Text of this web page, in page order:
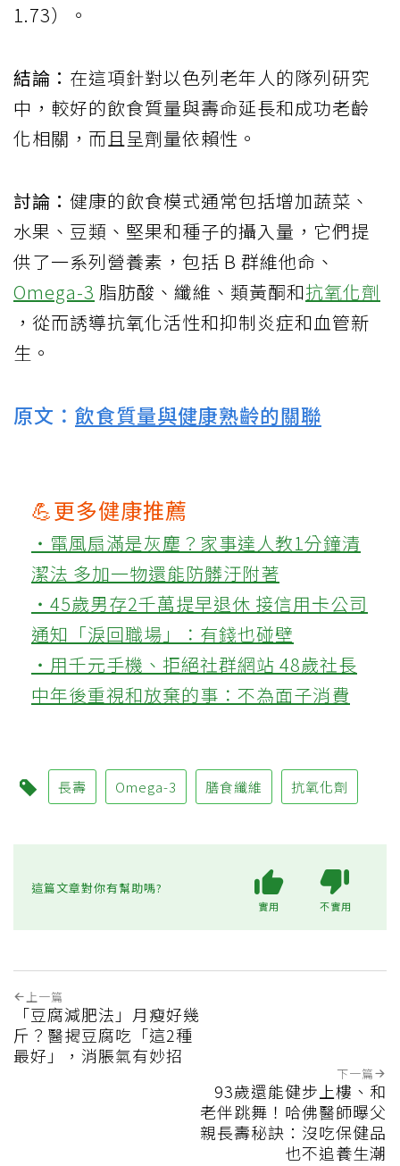
1.73）。
結論： 在這項針對以色列老年人的隊列研究
中，較好的飲食質量與壽命延長和成功老齡
化相關，而且呈劑量依賴性。
討論： 健康的飲食模式通常包括增加蔬菜、
水果、豆類、堅果和種子的攝入量，它們提
供了一系列營養素，包括 B 群維他命、
Omega-3 脂肪酸、纖維、類黃酮和抗氧化劑
，從而誘導抗氧化活性和抑制炎症和血管新
生。
原文： 飲食質量與健康熟齡的關聯
💪更多健康推薦
‧電風扇滿是灰塵？家事達人教1分鐘清
潔法 多加一物還能防髒汙附著
‧45歲男存2千萬提早退休 接信用卡公司
通知「淚回職場」：有錢也碰壁
‧用千元手機、拒絕社群網站 48歲社長
中年後重視和放棄的事：不為面子消費
長壽 Omega-3 膳食纖維 抗氧化劑
這篇文章對你有幫助嗎?
實用 不實用
上一篇
「豆腐減肥法」月瘦好幾
斤？醫揭豆腐吃「這2種
最好」，消脹氣有妙招
下一篇
93歲還能健步上樓、和
老伴跳舞！哈佛醫師曝父
親長壽秘訣：沒吃保健品
也不追養生潮